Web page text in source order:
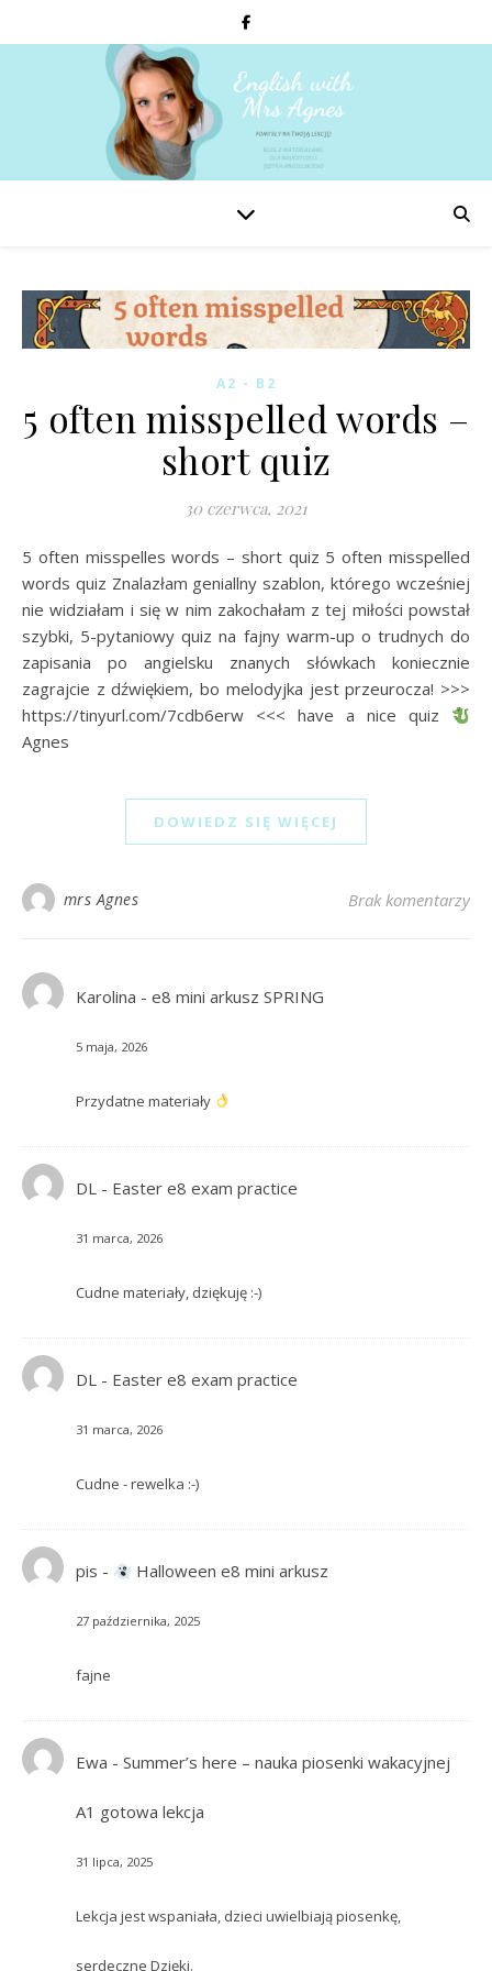
A2 - B2
5 often misspelled words –
short quiz
30 czerwca, 2021
5 often misspelles words – short quiz 5 often misspelled
words quiz Znalazłam geniallny szablon, którego wcześniej
nie widziałam i się w nim zakochałam z tej miłości powstał
szybki, 5-pytaniowy quiz na fajny warm-up o trudnych do
zapisania po angielsku znanych słówkach koniecznie
zagrajcie z dźwiękiem, bo melodyjka jest przeurocza! >>>
https://tinyurl.com/7cdb6erw <<< have a nice quiz
Agnes
DOWIEDZ SIĘ WIĘCEJ
mrs Agnes Brak komentarzy
Karolina - e8 mini arkusz SPRING
5 maja, 2026
Przydatne materiały
DL- Easter e8 exam practice
31 marca, 2026
Cudne materiały, dziękuję :-)
DL- Easter e8 exam practice
31 marca, 2026
Cudne - rewelka :-)
pis - Halloween e8 mini arkusz
27 października, 2025
fajne
Ewa - Summer’s here – nauka piosenki wakacyjnej
A1 gotowa lekcja
31 lipca, 2025
Lekcja jest wspaniała, dzieci uwielbiają piosenkę,
serdeczne Dzięki.